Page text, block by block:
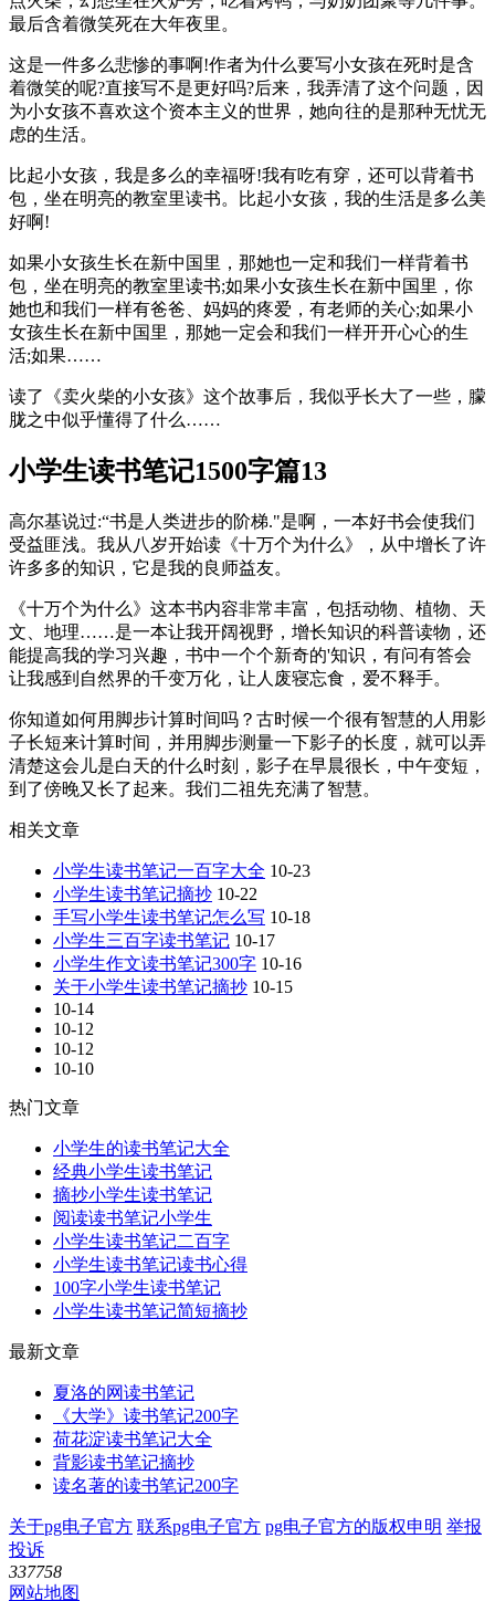
最后含着微笑死在大年夜里。
这是一件多么悲惨的事啊!作者为什么要写小女孩在死时是含
着微笑的呢?直接写不是更好吗?后来，我弄清了这个问题，因
为小女孩不喜欢这个资本主义的世界，她向往的是那种无忧无
虑的生活。
比起小女孩，我是多么的幸福呀!我有吃有穿，还可以背着书
包，坐在明亮的教室里读书。比起小女孩，我的生活是多么美
好啊!
如果小女孩生长在新中国里，那她也一定和我们一样背着书
包，坐在明亮的教室里读书;如果小女孩生长在新中国里，你
她也和我们一样有爸爸、妈妈的疼爱，有老师的关心;如果小
女孩生长在新中国里，那她一定会和我们一样开开心心的生
活;如果……
读了《卖火柴的小女孩》这个故事后，我似乎长大了一些，朦
胧之中似乎懂得了什么……
小学生读书笔记1500字篇13
高尔基说过:“书是人类进步的阶梯."是啊，一本好书会使我们
受益匪浅。我从八岁开始读《十万个为什么》，从中增长了许
许多多的知识，它是我的良师益友。
《十万个为什么》这本书内容非常丰富，包括动物、植物、天
文、地理……是一本让我开阔视野，增长知识的科普读物，还
能提高我的学习兴趣，书中一个个新奇的'知识，有问有答会
让我感到自然界的千变万化，让人废寝忘食，爱不释手。
你知道如何用脚步计算时间吗？古时候一个很有智慧的人用影
子长短来计算时间，并用脚步测量一下影子的长度，就可以弄
清楚这会儿是白天的什么时刻，影子在早晨很长，中午变短，
到了傍晚又长了起来。我们二祖先充满了智慧。
相关文章
小学生读书笔记一百字大全 10-23
小学生读书笔记摘抄 10-22
手写小学生读书笔记怎么写 10-18
小学生三百字读书笔记 10-17
小学生作文读书笔记300字 10-16
关于小学生读书笔记摘抄 10-15
10-14
10-12
10-12
10-10
热门文章
小学生的读书笔记大全
经典小学生读书笔记
摘抄小学生读书笔记
阅读读书笔记小学生
小学生读书笔记二百字
小学生读书笔记读书心得
100字小学生读书笔记
小学生读书笔记简短摘抄
最新文章
夏洛的网读书笔记
《大学》读书笔记200字
荷花淀读书笔记大全
背影读书笔记摘抄
读名著的读书笔记200字
关于pg电子官方 联系pg电子官方 pg电子官方的版权申明 举报
投诉
337758
网站地图